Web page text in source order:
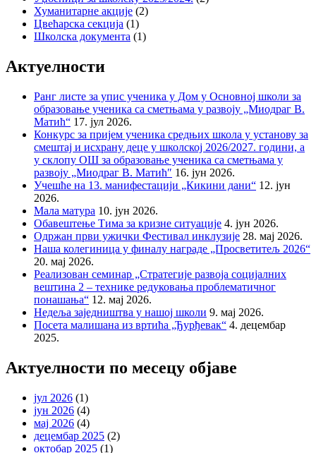
Хуманитарне акције (2)
Цвећарска секција (1)
Школска документа (1)
Актуелности
Ранг листе за упис ученика у Дом у Основној школи за
образовање ученика са сметњама у развоју „Миодраг В.
Матић“ 17. јул 2026.
Конкурс за пријем ученика средњих школа у установу за
смештај и исхрану деце у школској 2026/2027. години, а
у склопу ОШ за образовање ученика са сметњама у
развоју „Миодраг В. Матић″ 16. јун 2026.
Учешће на 13. манифестацији „Кикини дани“ 12. јун
2026.
Мала матура 10. јун 2026.
Обавештење Тима за кризне ситуације 4. јун 2026.
Одржан први ужички Фестивал инклузије 28. мај 2026.
Наша колегиница у финалу награде „Просветитељ 2026“
20. мај 2026.
Реализован семинар „Стратегије развоја социјалних
вештина 2 – технике редуковања проблематичног
понашања“ 12. мај 2026.
Недеља заједништва у нашој школи 9. мај 2026.
Посета малишана из вртића „Ђурђевак“ 4. децембар
2025.
Актуелности по месецу објаве
јул 2026 (1)
јун 2026 (4)
мај 2026 (4)
децембар 2025 (2)
октобар 2025 (1)